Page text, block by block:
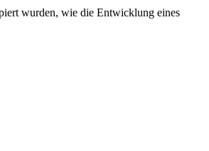
wurden, wie die Entwicklung eines